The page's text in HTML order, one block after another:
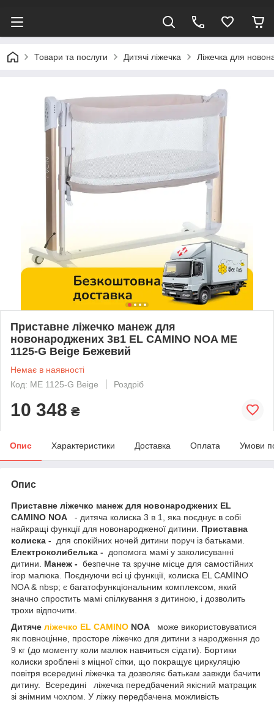
Товари та послуги Дитячі ліжечка Ліжечка для
Приставне ліжечко манеж для
новонароджених 3в1 EL CAMINO NOA ME
1125-G Beige Бежевий
Немає в наявності
Код: ME 1125-G Beige
Роздріб
10 348 ₴
Опис Характеристики Доставка Оплата Умови
Опис
Приставне ліжечко манеж для новонароджених EL
CAMINO NOA
- дитяча колиска 3 в 1, яка поєднує в собі
найкращі функції для новонародженої дитини. Приставна
колиска -
для спокійних ночей дитини поруч із батьками.
Електроколибелька - допомога мамі у заколисуванні
дитини. Манеж - безпечне та зручне місце для самостійних
ігор малюка. Поєднуючи всі ці функції, колиска EL CAMINO
NOA & nbsp; є багатофункціональним комплексом, який
значно спростить мамі спілкування з дитиною, і дозволить
трохи відпочити.
Дитяче ліжечко EL CAMINO NOA
може використовуватися
як повноцінне, просторе ліжечко для дитини з народження до
9 кг (до моменту коли малюк навчиться сідати). Бортики
колиски зроблені з міцної сітки, що покращує циркуляцію
повітря всередині ліжечка та дозволяє батькам завжди бачити
дитину. Всередині ліжечка передбачений якісний матрацик
зі знімним чохлом. У ліжку передбачена можливість